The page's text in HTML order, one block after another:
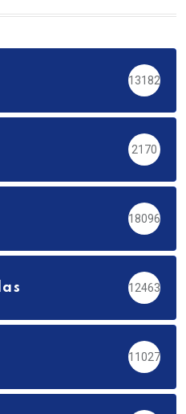
13182
2170
18096
12463
11027